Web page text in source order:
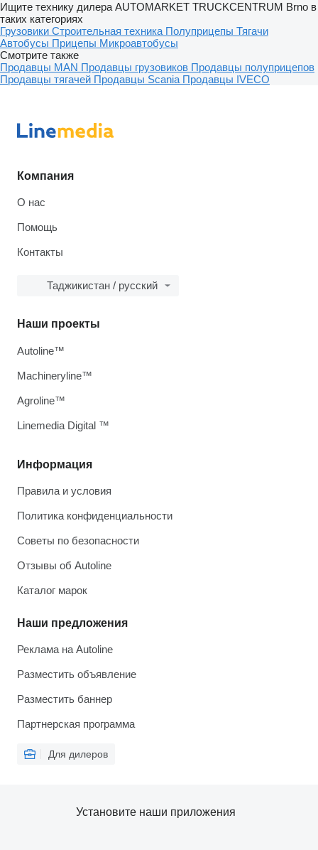
Ищите технику дилера AUTOMARKET TRUCKCENTRUM Brno в
таких категориях
Грузовики Строительная техника Полуприцепы Тягачи
Автобусы Прицепы Микроавтобусы
Смотрите также
Продавцы MAN Продавцы грузовиков Продавцы полуприцепов
Продавцы тягачей Продавцы Scania Продавцы IVECO
Компания
О нас
Помощь
Контакты
Таджикистан / русский
Информация
Правила и условия
Политика конфиденциальности
Советы по безопасности
Отзывы об Autoline
Каталог марок
Наши предложения
Реклама на Autoline
Разместить объявление
Разместить баннер
Партнерская программа
Для дилеров
Наши проекты
Autoline™
Machineryline™
Agroline™
Linemedia Digital ™
Установите наши приложения